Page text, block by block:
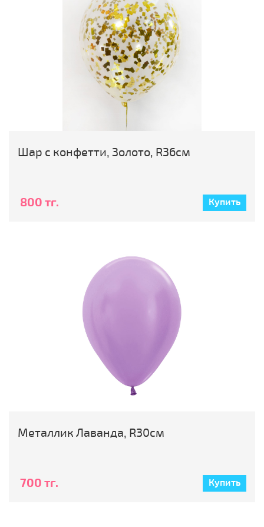
Шар с конфетти, Золото, R36см
800 тг. Купить
Металлик Лаванда, R30см
700 тг. Купить